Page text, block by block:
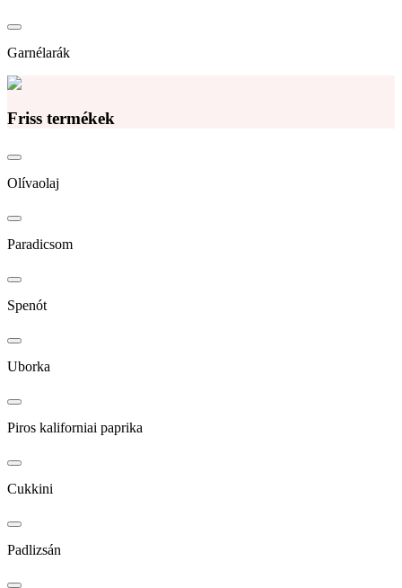
Garnélarák
Friss termékek
Olívaolaj
Paradicsom
Spenót
Uborka
Piros kaliforniai paprika
Cukkini
Padlizsán